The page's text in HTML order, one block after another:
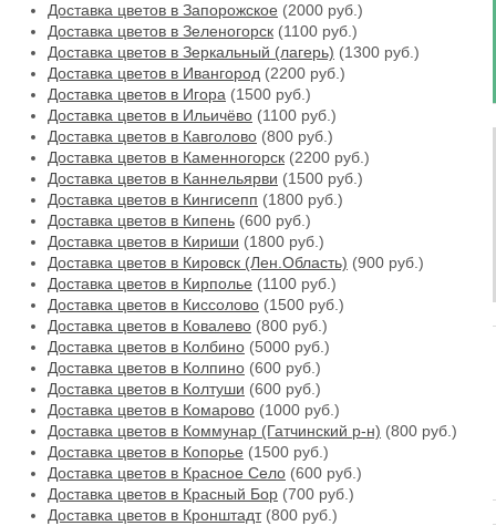
Доставка цветов в Запорожское (2000 руб.)
Доставка цветов в Зеленогорск (1100 руб.)
Доставка цветов в Зеркальный (лагерь) (1300 руб.)
Доставка цветов в Ивангород (2200 руб.)
Доставка цветов в Игора (1500 руб.)
Доставка цветов в Ильичёво (1100 руб.)
Доставка цветов в Кавголово (800 руб.)
Доставка цветов в Каменногорск (2200 руб.)
Доставка цветов в Каннельярви (1500 руб.)
Доставка цветов в Кингисепп (1800 руб.)
Доставка цветов в Кипень (600 руб.)
Доставка цветов в Кириши (1800 руб.)
Доставка цветов в Кировск (Лен.Область) (900 руб.)
Доставка цветов в Кирполье (1100 руб.)
Доставка цветов в Киссолово (1500 руб.)
Доставка цветов в Ковалево (800 руб.)
Доставка цветов в Колбино (5000 руб.)
Доставка цветов в Колпино (600 руб.)
Доставка цветов в Колтуши (600 руб.)
Доставка цветов в Комарово (1000 руб.)
Доставка цветов в Коммунар (Гатчинский р-н) (800 руб.)
Доставка цветов в Копорье (1500 руб.)
Доставка цветов в Красное Село (600 руб.)
Доставка цветов в Красный Бор (700 руб.)
Доставка цветов в Кронштадт(800 руб.)